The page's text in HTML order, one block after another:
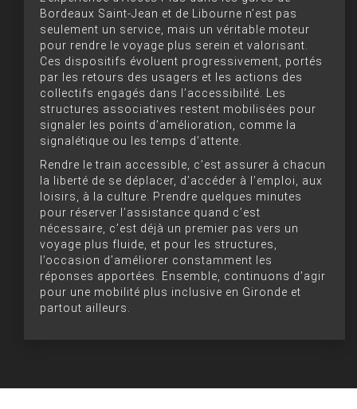
Bordeaux Saint-Jean et de Libourne n’est pas
seulement un service, mais un véritable moteur
pour rendre le voyage plus serein et valorisant.
Ces dispositifs évoluent progressivement, portés
par les retours des usagers et les actions des
collectifs engagés dans l’accessibilité. Les
structures associatives restent mobilisées pour
signaler les points d’amélioration, comme la
signalétique ou les temps d’attente.
Rendre le train accessible, c’est assurer à chacun
la liberté de se déplacer, d’accéder à l’emploi, aux
loisirs, à la culture. Prendre quelques minutes
pour réserver l’assistance quand c’est
nécessaire, c’est déjà un premier pas vers un
voyage plus fluide, et pour les structures,
l’occasion d’améliorer constamment les
réponses apportées. Ensemble, continuons d’agir
pour une mobilité plus inclusive en Gironde et
partout ailleurs.